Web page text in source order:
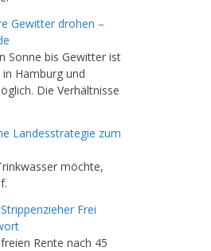
Gewitter drohen –
Sonne bis Gewitter ist
Hamburg und
Die Verhältnisse
Landesstrategie zum
möchte,
Frei
Rente nach 45